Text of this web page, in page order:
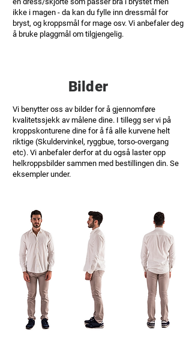
ikke i magen - da kan du fylle inn dressmål for
bryst, og kroppsmål for mage osv. Vi anbefaler deg
å bruke plaggmål om tilgjengelig.
Bilder
Vi benytter oss av bilder for å gjennomføre
kvalitetssjekk av målene dine. I tillegg ser vi på
kroppskonturene dine for å få alle kurvene helt
riktige (Skuldervinkel, ryggbue, torso-overgang
etc). Vi anbefaler derfor at du også laster opp
helkroppsbilder sammen med bestillingen din. Se
eksempler under.